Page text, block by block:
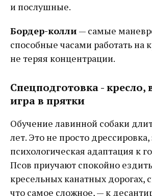
и послушные.
Бордер-колли — самые
способные часами работать на
не теряя концентрации.
Спецподготовка - кресло,
игра в прятки
Обучение лавинной собаки
лет. Это не просто дрессировка,
психологическая адаптация к
Псов приучают спокойно
кресельных канатных дорогах,
что самое сложное, — к